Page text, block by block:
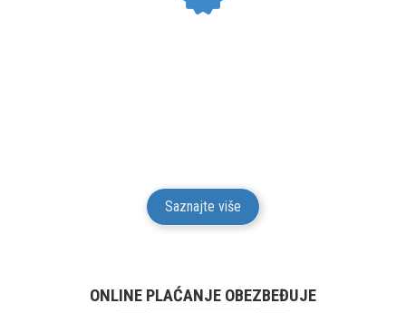
Saznajte više
ONLINE PLAĆANJE OBEZBEĐUJE